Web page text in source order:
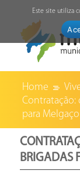
Home
Contratação:
para Melgaço
BRIGADAS
Este site utiliza